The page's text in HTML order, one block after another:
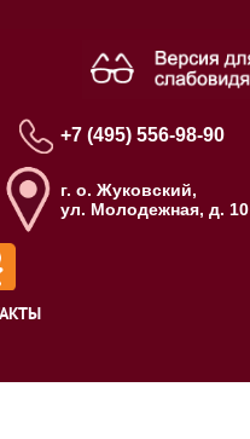
+7 (495) 556-98-90
г. о. Жуковский,
ул. Молодежная, д. 10